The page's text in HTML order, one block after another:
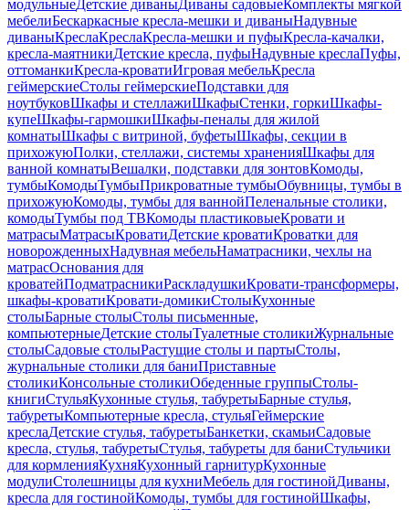
модульныеДетские диваныДиваны садовыеКомплекты мягкой
мебелиБескаркасные кресла-мешки и диваныНадувные
диваныКреслаКреслаКресла-мешки и пуфыКресла-качалки,
кресла-маятникиДетские кресла, пуфыНадувные креслаПуфы,
оттоманкиКресла-кроватиИгровая мебельКресла
геймерскиеСтолы геймерскиеПодставки для
ноутбуковШкафы и стеллажиШкафыСтенки, горкиШкафы-
купеШкафы-гармошкиШкафы-пеналы для жилой
комнатыШкафы с витриной, буфетыШкафы, секции в
прихожуюПолки, стеллажи, системы храненияШкафы для
ванной комнатыВешалки, подставки для зонтовКомоды,
тумбыКомодыТумбыПрикроватные тумбыОбувницы, тумбы в
прихожуюКомоды, тумбы для ваннойПеленальные столики,
комодыТумбы под ТВКомоды пластиковыеКровати и
матрасыМатрасыКроватиДетские кроватиКроватки для
новорожденныхНадувная мебельНаматрасники, чехлы на
матрасОснования для
кроватейПодматрасникиРаскладушкиКровати-трансформеры,
шкафы-кроватиКровати-домикиСтолыКухонные
столыБарные столыСтолы письменные,
компьютерныеДетские столыТуалетные столикиЖурнальные
столыСадовые столыРастущие столы и партыСтолы,
журнальные столики для баниПриставные
столикиКонсольные столикиОбеденные группыСтолы-
книгиСтульяКухонные стулья, табуретыБарные стулья,
табуретыКомпьютерные кресла, стульяГеймерские
креслаДетские стулья, табуретыБанкетки, скамьиСадовые
кресла, стулья, табуретыСтулья, табуреты для баниСтульчики
для кормленияКухняКухонный гарнитурКухонные
модулиСтолешницы для кухниМебель для гостинойДиваны,
кресла для гостинойКомоды, тумбы для гостинойШкафы,